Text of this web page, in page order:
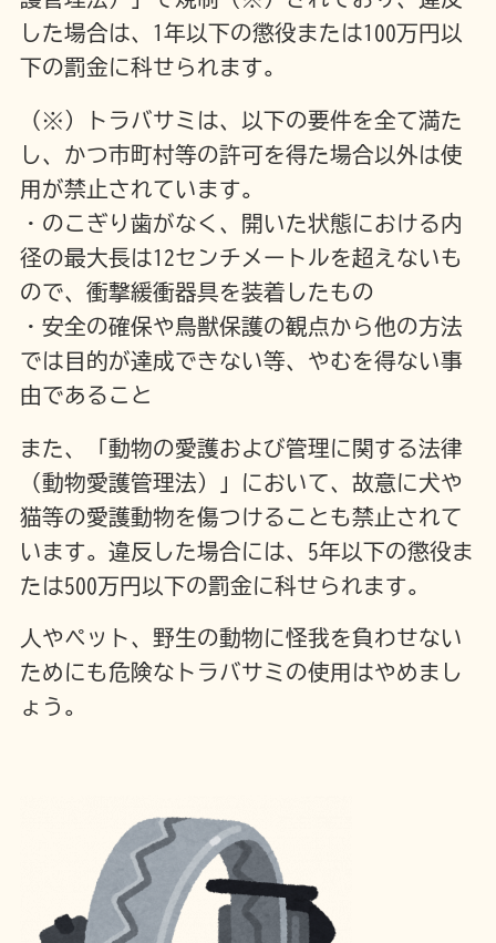
した場合は、1年以下の懲役または100万円以
下の罰金に科せられます。
（※）トラバサミは、以下の要件を全て満た
し、かつ市町村等の許可を得た場合以外は使
用が禁止されています。
・のこぎり歯がなく、開いた状態における内
径の最大長は12センチメートルを超えないも
ので、衝撃緩衝器具を装着したもの
・安全の確保や鳥獣保護の観点から他の方法
では目的が達成できない等、やむを得ない事
由であること
また、「動物の愛護および管理に関する法律
（動物愛護管理法）」において、故意に犬や
猫等の愛護動物を傷つけることも禁止されて
います。違反した場合には、5年以下の懲役ま
たは500万円以下の罰金に科せられます。
人やペット、野生の動物に怪我を負わせない
ためにも危険なトラバサミの使用はやめまし
ょう。